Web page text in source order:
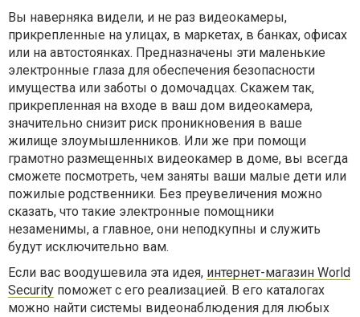
Вы наверняка видели, и не раз видеокамеры,
прикрепленные на улицах, в маркетах, в банках, офисах
или на автостоянках. Предназначены эти маленькие
электронные глаза для обеспечения безопасности
имущества или заботы о домочадцах. Скажем так,
прикрепленная на входе в ваш дом видеокамера,
значительно снизит риск проникновения в ваше
жилище злоумышленников. Или же при помощи
грамотно размещенных видеокамер в доме, вы всегда
сможете посмотреть, чем заняты ваши малые дети или
пожилые родственники. Без преувеличения можно
сказать, что такие электронные помощники
незаменимы, а главное, они неподкупны и служить
будут исключительно вам.
Если вас воодушевила эта идея, интернет-магазин World
Security поможет с его реализацией. В его каталогах
можно найти системы видеонаблюдения для любых